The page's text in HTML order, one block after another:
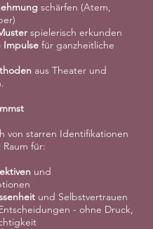
schärfen (Atem,
spielerisch erkunden
Impulse für ganzheitliche
aus Theater und
von starren Identifikationen
für:
und
und Selbstvertrauen
- ohne Druck,